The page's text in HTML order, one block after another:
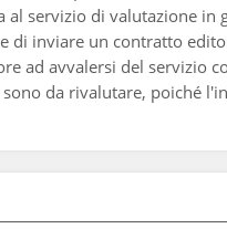
servizio di valutazione in
di inviare un contratto
ad avvalersi del servizio
da rivalutare, poiché